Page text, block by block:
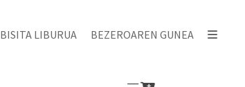
BISITA LIBURUA BEZEROAREN GUNEA